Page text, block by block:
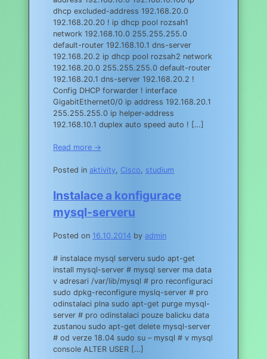
dhcp excluded-address 192.168.20.0
192.168.20.20 ! ip dhcp pool rozsah1
network 192.168.10.0 255.255.255.0
default-router 192.168.10.1 dns-server
192.168.20.2 ip dhcp pool rozsah2 network
192.168.20.0 255.255.255.0 default-router
192.168.20.1 dns-server 192.168.20.2 !
Config DHCP forwarder ! interface
GigabitEthernet0/0 ip address 192.168.20.1
255.255.255.0 ip helper-address
192.168.10.1 duplex auto speed auto ! […]
Read more →
Posted in aktivity, Cisco, studium
Instalace a konfigurace
mysql-serveru
Posted on 16.10.2014 by admin
# instalace mysql serveru sudo apt-get
install mysql-server # mysql server ma data
v adresari /var/lib/mysql # pro reconfiguraci
sudo dpkg-reconfigure myslq-server # pro
odinstalaci plna sudo apt-get purge mysql-
server # pro odinstalaci pouze balicku data
zustanou sudo apt-get delete mysql-server
# od verze 18.04 sudo su – mysql # v mysql
console ALTER USER […]